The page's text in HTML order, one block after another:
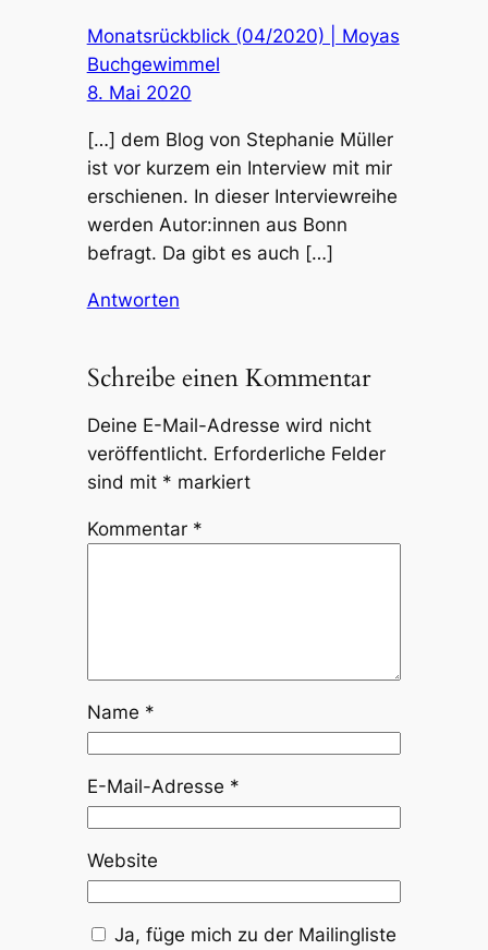
Monatsrückblick (04/2020) | Moyas
Buchgewimmel
8. Mai 2020
[…] dem Blog von Stephanie Müller
ist vor kurzem ein Interview mit mir
erschienen. In dieser Interviewreihe
werden Autor:innen aus Bonn
befragt. Da gibt es auch […]
Antworten
Schreibe einen Kommentar
Deine E-Mail-Adresse wird nicht
veröffentlicht. Erforderliche Felder
sind mit * markiert
Kommentar *
Name *
E-Mail-Adresse *
Website
Ja, füge mich zu der Mailingliste